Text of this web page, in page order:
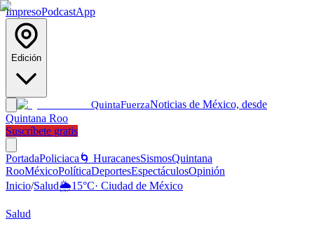
ImpresoPodcastApp
Edición
QuintaFuerzaNoticias de México, desde
Quintana Roo
Suscríbete gratis
PortadaPoliciaca 🌀 HuracanesSismosQuintana
RooMéxicoPolíticaDeportesEspectáculosOpinión
Inicio/Salud🌦️15°C· Ciudad de México
Salud